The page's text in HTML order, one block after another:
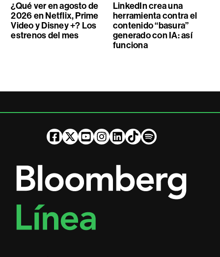
¿Qué ver en agosto de
2026 en Netflix, Prime
Video y Disney +? Los
estrenos del mes
LinkedIn crea una
herramienta contra el
contenido “basura”
generado con IA: así
funciona